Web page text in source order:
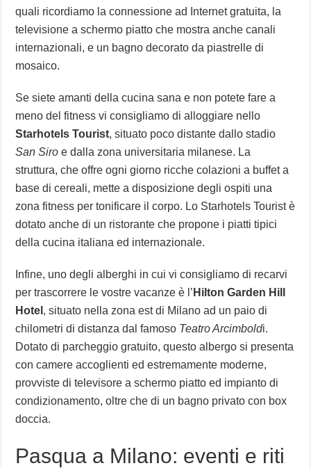
quali ricordiamo la connessione ad Internet gratuita, la
televisione a schermo piatto che mostra anche canali
internazionali, e un bagno decorato da piastrelle di
mosaico.
Se siete amanti della cucina sana e non potete fare a
meno del fitness vi consigliamo di alloggiare nello
Starhotels Tourist, situato poco distante dallo stadio
San Siro e dalla zona universitaria milanese. La
struttura, che offre ogni giorno ricche colazioni a buffet a
base di cereali, mette a disposizione degli ospiti una
zona fitness per tonificare il corpo. Lo Starhotels Tourist è
dotato anche di un ristorante che propone i piatti tipici
della cucina italiana ed internazionale.
Infine, uno degli alberghi in cui vi consigliamo di recarvi
per trascorrere le vostre vacanze è l’ Hilton Garden Hill
Hotel , situato nella zona est di Milano ad un paio di
chilometri di distanza dal famoso Teatro Arcimboldi.
Dotato di parcheggio gratuito, questo albergo si presenta
con camere accoglienti ed estremamente moderne,
provviste di televisore a schermo piatto ed impianto di
condizionamento, oltre che di un bagno privato con box
doccia.
Pasqua a Milano: eventi e riti